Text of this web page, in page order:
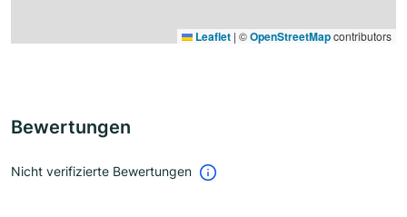
Leaflet | ©OpenStreetMapcontributors
Bewertungen
Nicht verifizierte Bewertungen